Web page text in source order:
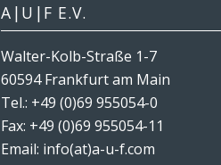
A|U|F E.V.
Walter-Kolb-Straße 1-7
60594 Frankfurt am Main
Tel.: +49 (0)69 955054-0
Fax: +49 (0)69 955054-11
Email: info(at)a-u-f.com